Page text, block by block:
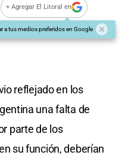
+ Agregar El Litoral en
a tus medios preferidos en Google
reflejado en los
una falta de
parte de los
su función, deberían